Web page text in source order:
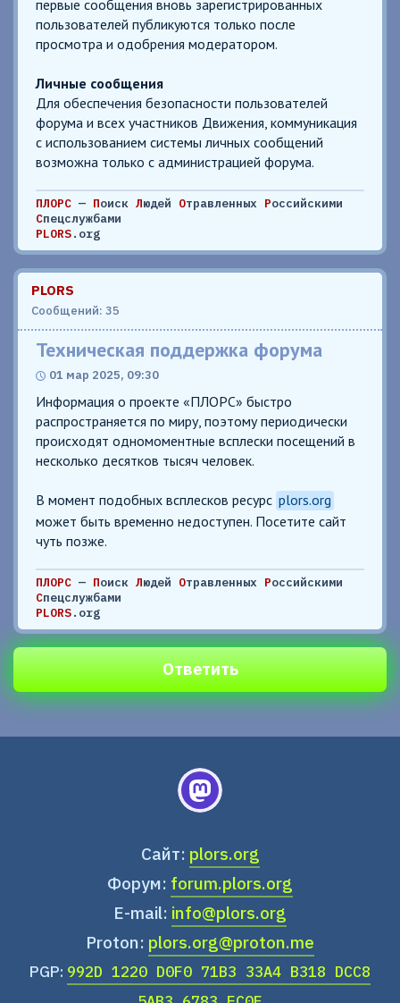
первые сообщения вновь зарегистрированных
пользователей публикуются только после
просмотра и одобрения модератором.
Личные сообщения
Для обеспечения безопасности пользователей
форума и всех участников Движения, коммуникация
с использованием системы личных сообщений
возможна только с администрацией форума.
ПЛОРС — Поиск Людей Отравленных Российскими
Спецслужбами
PLORS.org
PLORS
Сообщений: 35
Техническая поддержка форума
01 мар 2025, 09:30
Информация о проекте «ПЛОРС» быстро
распространяется по миру, поэтому периодически
происходят одномоментные всплески посещений в
несколько десятков тысяч человек.
В момент подобных всплесков ресурс plors.org
может быть временно недоступен. Посетите сайт
чуть позже.
ПЛОРС — Поиск Людей Отравленных Российскими
Спецслужбами
PLORS.org
Ответить
Сайт: plors.org
Форум: forum.plors.org
E-mail: info@plors.org
Proton: plors.org@proton.me
PGP: 992D 1220 D0F0 71B3 33A4 B318 DCC8